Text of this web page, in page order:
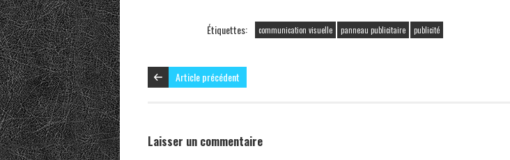
Étiquettes: communication visuelle panneau publicitaire publicité
Article précédent
Laisser un commentaire